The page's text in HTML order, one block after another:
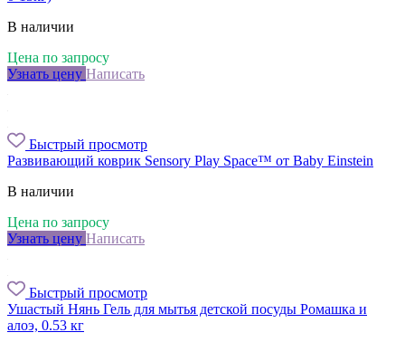
В наличии
Цена по запросу
Узнать цену Написать
Быстрый просмотр
Развивающий коврик Sensory Play Space™ от Baby Einstein
В наличии
Цена по запросу
Узнать цену Написать
Быстрый просмотр
Ушастый Нянь Гель для мытья детской посуды Ромашка и
алоэ, 0.53 кг